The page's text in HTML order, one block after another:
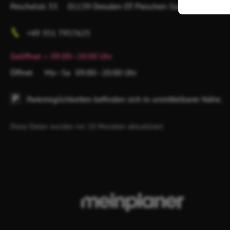
Peschelstr. 33 01139 Dresden OT Pieschen-Süd
+49 351 7957625
Geöffnet — 09:00–20:00 Uhr
Öffnet
Mo–Sa 09:00–20:00 Uhr
Parkmöglichkeiten befinden sich in unmittelbarer Nähe.
Diese Daten wurden vor 10 Monaten aktualisiert